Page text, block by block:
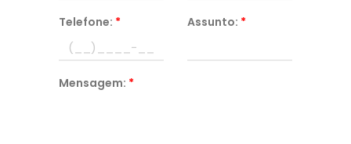
Telefone: * Assunto: *
Mensagem: *